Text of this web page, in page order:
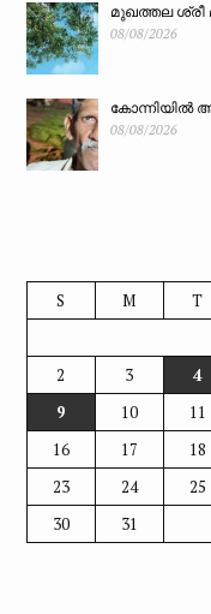
മുഖത്തല ശ്രീ
08/08/2026
കോന്നിയിൽ
08/08/2026
S M T
2
3 4
9
10 11
16
17 18
23
24 25
30
31